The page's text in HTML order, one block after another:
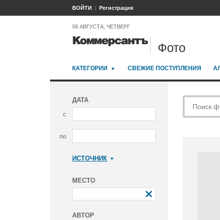
ВОЙТИ Регистрация
06 АВГУСТА, ЧЕТВЕРГ
Фото
КАТЕГОРИИ СВЕЖИЕ ПОСТУПЛЕНИЯ
ДАТА
с
по
ИСТОЧНИК
МЕСТО
АВТОР